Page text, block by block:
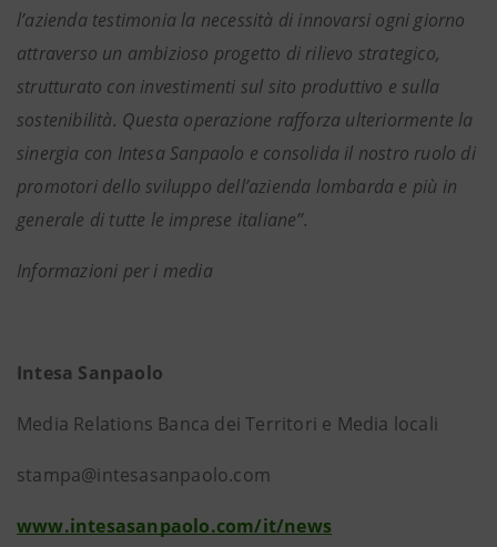
l’azienda testimonia la necessità di innovarsi ogni giorno
attraverso un ambizioso progetto di rilievo strategico,
strutturato con investimenti sul sito produttivo e sulla
sostenibilità. Questa operazione rafforza ulteriormente la
sinergia con Intesa Sanpaolo e consolida il nostro ruolo di
promotori dello sviluppo dell’azienda lombarda e più in
generale di tutte le imprese italiane”.
Informazioni per i media
Intesa Sanpaolo
Media Relations Banca dei Territori e Media locali
stampa@intesasanpaolo.com
www.intesasanpaolo.com/it/news